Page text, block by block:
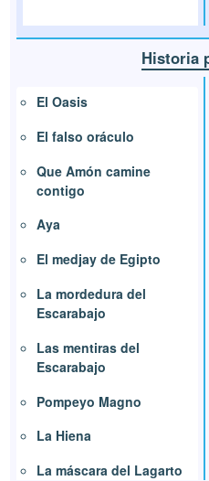
Historia
El Oasis
El falso oráculo
Que Amón camine
contigo
Aya
El medjay de Egipto
La mordedura del
Escarabajo
Las mentiras del
Escarabajo
Pompeyo Magno
La Hiena
La máscara del Lagarto